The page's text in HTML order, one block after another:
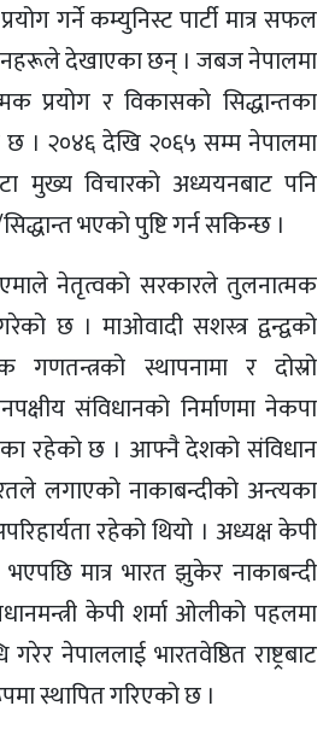
गर्ने कम्युनिस्ट पार्टी मात्र सफल
देखाएका छन् । जबज नेपालमा
प्रयोग र विकासको सिद्धान्तका
छ । २०४६ देखि २०६५ सम्म नेपालमा
मुख्य विचारको अध्ययनबाट पनि
भएको पुष्टि गर्न सकिन्छ ।
एमाले नेतृत्वको सरकारले तुलनात्मक
छ । माओवादी सशस्त्र द्वन्द्वको
गणतन्त्रको स्थापनामा र दोस्रो
संविधानको निर्माणमा नेकपा
रहेको छ । आफ्नै देशको संविधान
लगाएको नाकाबन्दीको अन्त्यका
रहेको थियो । अध्यक्ष केपी
भएपछि मात्र भारत झुकेर नाकाबन्दी
केपी शर्मा ओलीको पहलमा
नेपाललाई भारतवेष्ठित राष्ट्रबाट
स्थापित गरिएको छ ।